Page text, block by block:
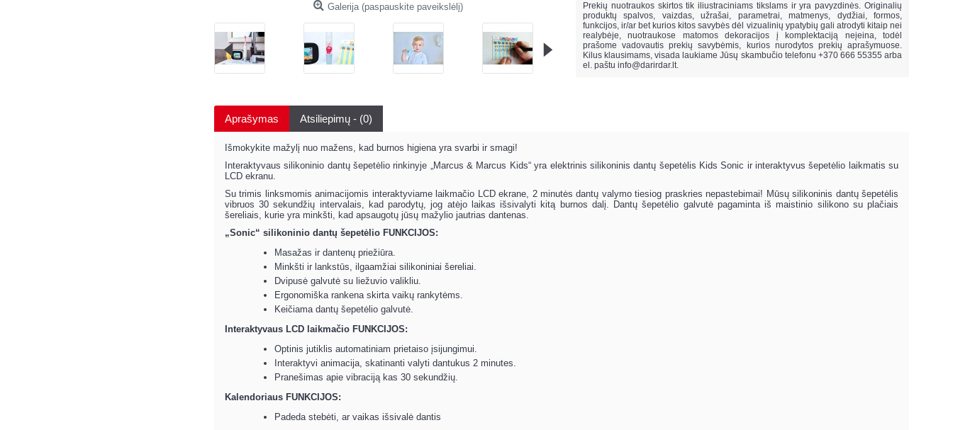
Galerija (paspauskite paveikslėlį)
Prekių nuotraukos skirtos tik iliustraciniams tikslams ir yra pavyzdinės. Originalių
produktų spalvos, vaizdas, užrašai, parametrai, matmenys, dydžiai, formos,
funkcijos, ir/ar bet kurios kitos savybės dėl vizualinių ypatybių gali atrodyti kitaip nei
realybėje, nuotraukose matomos dekoracijos į komplektaciją neįeina,todėl
prašome vadovautis prekių savybėmis, kurios nurodytos prekių aprašymuose.
Kilus klausimams, visada laukiame Jūsų skambučio telefonu +370 666 55355 arba
el. paštu info@darirdar.lt.
Aprašymas Atsiliepimų - (0)
Išmokykite mažylį nuo mažens, kad burnos higiena yra svarbi ir smagi!
Interaktyvaus silikoninio dantų šepetėlio rinkinyje „Marcus & Marcus Kids“ yra elektrinis silikoninis dantų šepetėlis Kids Sonic ir interaktyvus šepetėlio laikmatis su
LCD ekranu.
Su trimis linksmomis animacijomis interaktyviame laikmačio LCD ekrane, 2 minutės dantų valymo tiesiog praskries nepastebimai! Mūsų silikoninis dantų šepetėlis
vibruos 30 sekundžių intervalais, kad parodytų, jog atėjo laikas išsivalyti kitą burnos dalį. Dantų šepetėlio galvutė pagaminta iš maistinio silikono su plačiais
šereliais, kurie yra minkšti, kad apsaugotų jūsų mažylio jautrias dantenas.
„Sonic“ silikoninio dantų šepetėlio FUNKCIJOS:
Masažas ir dantenų priežiūra.
Minkšti ir lankstūs, ilgaamžiai silikoniniai šereliai.
Dvipusė galvutė su liežuvio valikliu.
Ergonomiška rankena skirta vaikų rankytėms.
Keičiama dantų šepetėlio galvutė.
Interaktyvaus LCD laikmačio FUNKCIJOS:
Optinis jutiklis automatiniam prietaiso įsijungimui.
Interaktyvi animacija, skatinanti valyti dantukus 2 minutes.
Pranešimas apie vibraciją kas 30 sekundžių.
Kalendoriaus FUNKCIJOS:
Padeda stebėti, ar vaikas išsivalė dantis